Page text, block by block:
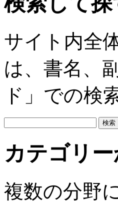
サイト内全
は、書名、
ド」での検
カテゴリ
複数の分野